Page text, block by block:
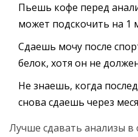
Пьешь кофе перед
может подскочить на 1
Сдаешь мочу после
белок, хотя он не
Не знаешь, когда
снова сдаешь через
Лучше сдавать анализы в